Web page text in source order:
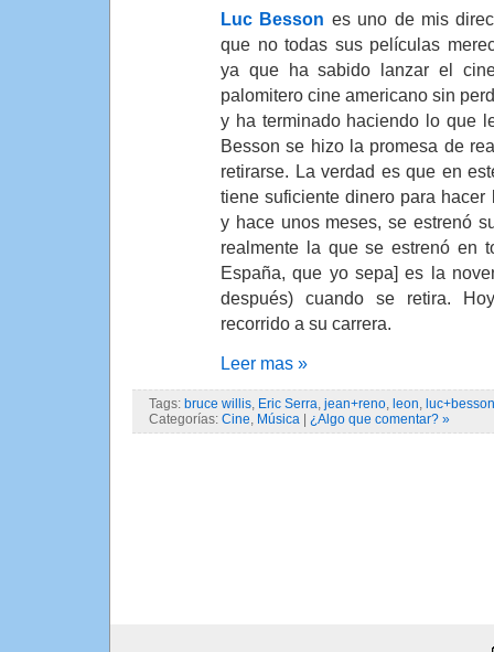
Luc Besson es uno de mis
que no todas sus películas
ya que ha sabido lanzar el
palomitero cine americano sin
y ha terminado haciendo lo que
Besson se hizo la promesa de
retirarse. La verdad es que en
tiene suficiente dinero para
y hace unos meses, se estrenó
realmente la que se estrenó en
España, que yo sepa] es la
después) cuando se retira.
recorrido a su carrera.
Leer mas »
Tags: bruce willis, Eric Serra, jean+reno, leon, luc+besson
Categorías: Cine, Música ¿Algo que comentar? »